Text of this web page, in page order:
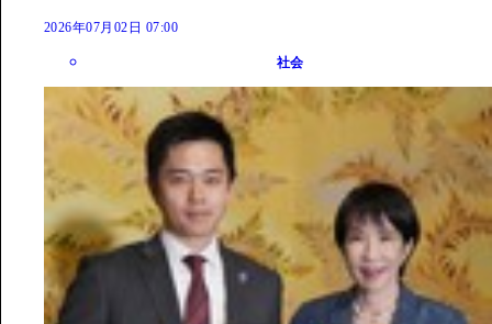
2026年07月02日 07:00
社会